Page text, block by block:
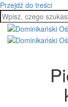
Przejdź do treści